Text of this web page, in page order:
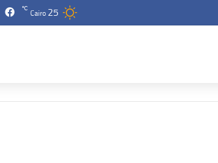
Cairo25
℃